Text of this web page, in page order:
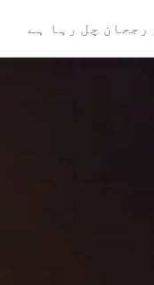
رجحان چل رہا ہے